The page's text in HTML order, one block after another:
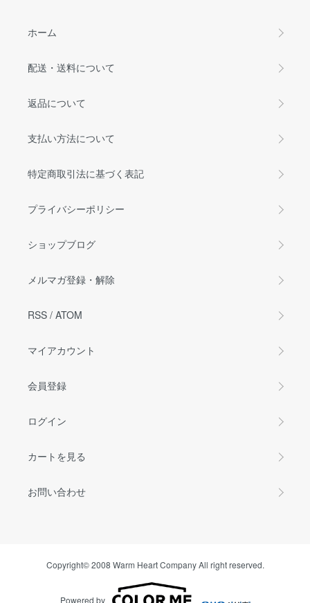
ホーム
配送・送料について
返品について
支払い方法について
特定商取引法に基づく表記
プライバシーポリシー
ショップブログ
メルマガ登録・解除
RSS / ATOM
マイアカウント
会員登録
ログイン
カートを見る
お問い合わせ
Copyright© 2008 Warm Heart Company All right reserved.
Powered by